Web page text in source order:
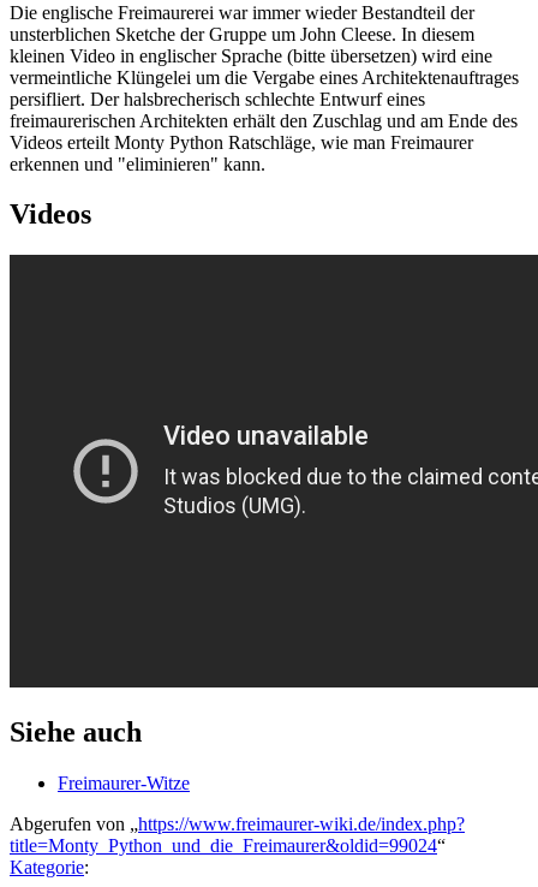
Die englische Freimaurerei war immer wieder Bestandteil der
unsterblichen Sketche der Gruppe um John Cleese. In diesem
kleinen Video in englischer Sprache (bitte übersetzen) wird eine
vermeintliche Klüngelei um die Vergabe eines Architektenauftrages
persifliert. Der halsbrecherisch schlechte Entwurf eines
freimaurerischen Architekten erhält den Zuschlag und am Ende des
Videos erteilt Monty Python Ratschläge, wie man Freimaurer
erkennen und "eliminieren" kann.
Videos
Siehe auch
Freimaurer-Witze
Abgerufen von „https://www.freimaurer-wiki.de/index.php?
title=Monty_Python_und_die_Freimaurer&oldid=99024“
Kategorie: